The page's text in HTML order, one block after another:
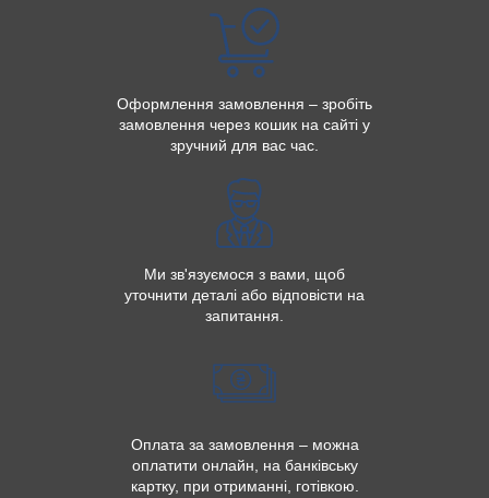
Оформлення замовлення – зробіть
замовлення через кошик на сайті у
зручний для вас час.
Ми зв'язуємося з вами, щоб
уточнити деталі або відповісти на
запитання.
Оплата за замовлення – можна
оплатити онлайн, на банківську
картку, при отриманні, готівкою.